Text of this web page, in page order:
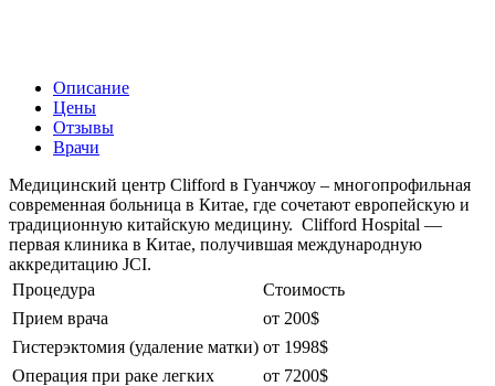
Описание
Цены
Отзывы
Врачи
Медицинский центр Clifford в Гуанчжоу – многопрофильная
современная больница в Китае, где сочетают европейскую и
традиционную китайскую медицину. Clifford Hospital —
первая клиника в Китае, получившая международную
аккредитацию JCI.
Процедура
Стоимость
Прием врача
от 200$
Гистерэктомия (удаление матки) от 1998$
Операция при раке легких
от 7200$